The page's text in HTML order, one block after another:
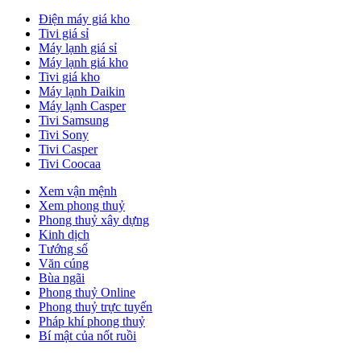
Điện máy giá kho
Tivi giá sỉ
Máy lạnh giá sỉ
Máy lạnh giá kho
Tivi giá kho
Máy lạnh Daikin
Máy lạnh Casper
Tivi Samsung
Tivi Sony
Tivi Casper
Tivi Coocaa
Xem vận mệnh
Xem phong thuỷ
Phong thuỷ xây dựng
Kinh dịch
Tướng số
Văn cúng
Bùa ngãi
Phong thuỷ Online
Phong thuỷ trực tuyến
Pháp khí phong thuỷ
Bí mật của nốt ruồi